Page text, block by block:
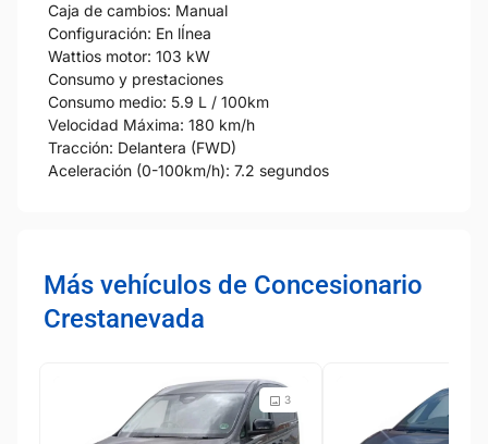
Caja de cambios: Manual
Configuración: En lÍnea
Wattios motor: 103 kW
Consumo y prestaciones
Consumo medio: 5.9 L / 100km
Velocidad Máxima: 180 km/h
Tracción: Delantera (FWD)
Aceleración (0-100km/h): 7.2 segundos
Más vehículos de Concesionario
Crestanevada
3